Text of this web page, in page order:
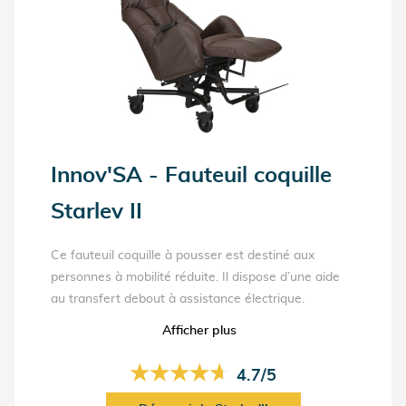
Innov'SA - Fauteuil coquille
Starlev II
Ce fauteuil coquille à pousser est destiné aux
personnes à mobilité réduite. Il dispose d’une aide
au transfert debout à assistance électrique.
Le repose jambes se déploie simultanément avec le
dossier. Pensé pour un usage en collectivité autant
Afficher plus
4.7/5
★★★★★
★★★★★